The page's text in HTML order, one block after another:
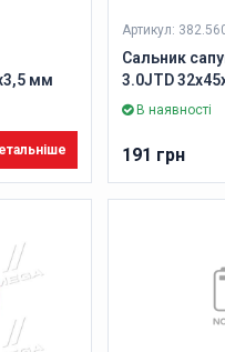
мм
Артикул:
Сальник
3.0JTD
Elring)
В наявності
191 грн